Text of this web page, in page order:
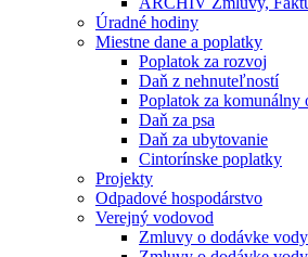
Úradné hodiny
Miestne dane a poplatky
Poplatok za rozvoj
Daň z nehnuteľností
Poplatok za komunálny
Daň za psa
Daň za ubytovanie
Cintorínske poplatky
Projekty
Odpadové hospodárstvo
Verejný vodovod
Zmluvy o dodávke